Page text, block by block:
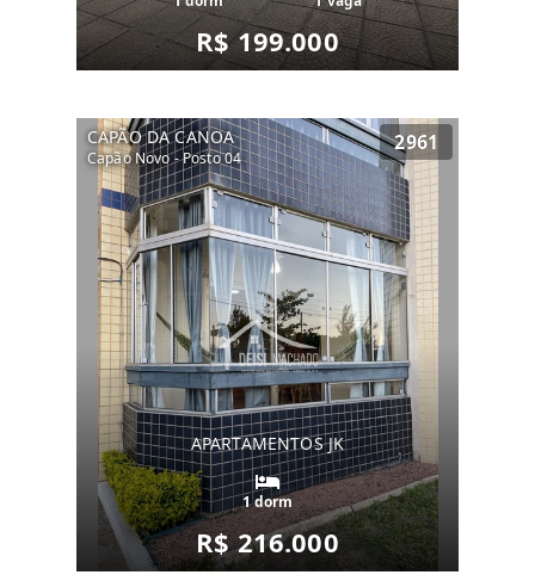
R$ 199.000
CAPÃO DA CANOA
Capão Novo - Posto 04
2961
APARTAMENTOS JK
1 dorm
R$ 216.000